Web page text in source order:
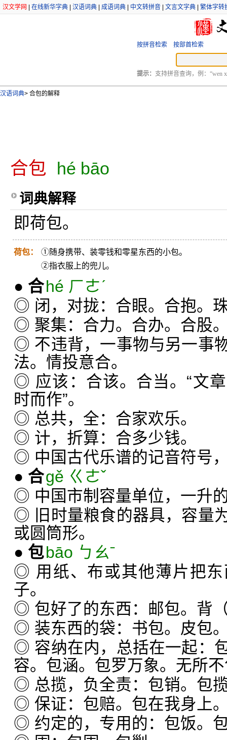
汉文学网 在线新华字典 汉语词典 成语词典 中文转拼音 文言文字典 繁体字转
按拼音检索 按部首检索
提示： 支持拼音查询，例：“wen
汉语词典> 合包的解释
合包 hé bāo
词典解释
即荷包。
荷包：
①随身携带、装零钱和零星东西的小包。
②指衣服上的兜儿。
● 合hé ㄏㄜˊ
◎ 闭，对拢：合眼。合抱。
◎ 聚集：合力。合办。合股
◎ 不违背，一事物与另一事
法。情投意合。
◎ 应该：合该。合当。“文
时而作”。
◎ 总共，全：合家欢乐。
◎ 计，折算：合多少钱。
◎ 中国古代乐谱的记音符号
● 合gě ㄍㄜˇ
◎ 中国市制容量单位，一升
◎ 旧时量粮食的器具，容量
或圆筒形。
● 包bāo ㄅㄠˉ
◎ 用纸、布或其他薄片把
子。
◎ 包好了的东西：邮包。背
◎ 装东西的袋：书包。皮包
◎ 容纳在内，总括在一起：
容。包涵。包罗万象。无所
◎ 总揽，负全责：包销。包
◎ 保证：包赔。包在我身上
◎ 约定的，专用的：包饭。